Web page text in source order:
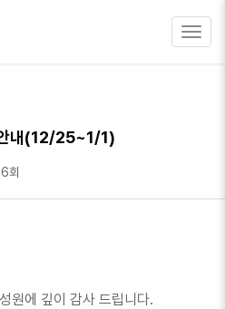
내(12/25~1/1)
회
원에 깊이 감사 드립니다.